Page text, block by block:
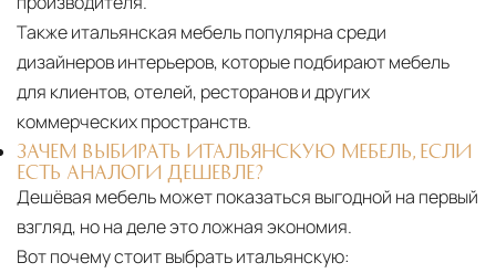
Также итальянская мебель популярна среди
дизайнеров интерьеров, которые подбирают мебель
для клиентов, отелей, ресторанов и других
коммерческих пространств.
ЗАЧЕМ ВЫБИРАТЬ ИТАЛЬЯНСКУЮ МЕБЕЛЬ, ЕСЛИ
ЕСТЬ АНАЛОГИ ДЕШЕВЛЕ?
Дешёвая мебель может показаться выгодной на первый
взгляд, но на деле это ложная экономия.
Вот почему стоит выбрать итальянскую: